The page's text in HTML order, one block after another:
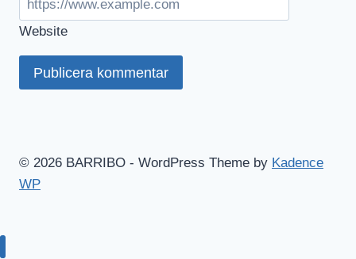
Website
© 2026 BARRIBO - WordPress Theme by Kadence
WP